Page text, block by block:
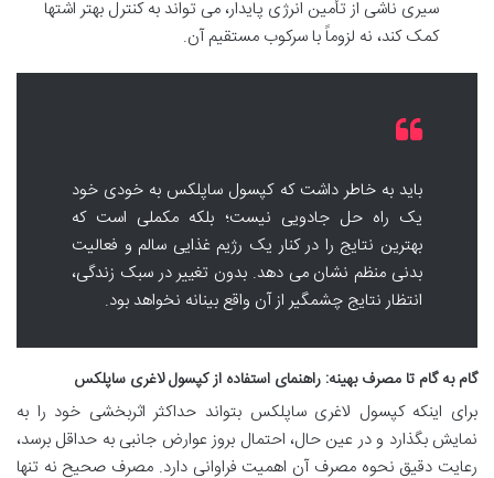
سیری ناشی از تأمین انرژی پایدار، می تواند به کنترل بهتر اشتها
کمک کند، نه لزوماً با سرکوب مستقیم آن.
باید به خاطر داشت که کپسول ساپلکس به خودی خود
یک راه حل جادویی نیست؛ بلکه مکملی است که
بهترین نتایج را در کنار یک رژیم غذایی سالم و فعالیت
بدنی منظم نشان می دهد. بدون تغییر در سبک زندگی،
انتظار نتایج چشمگیر از آن واقع بینانه نخواهد بود.
گام به گام تا مصرف بهینه: راهنمای استفاده از کپسول لاغری ساپلکس
برای اینکه کپسول لاغری ساپلکس بتواند حداکثر اثربخشی خود را به
نمایش بگذارد و در عین حال، احتمال بروز عوارض جانبی به حداقل برسد،
رعایت دقیق نحوه مصرف آن اهمیت فراوانی دارد. مصرف صحیح نه تنها